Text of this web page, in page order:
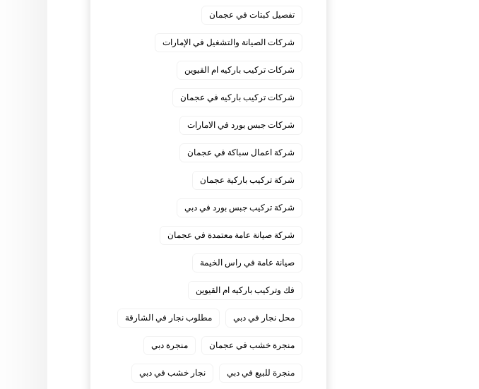
تفصيل كبتات في عجمان
شركات الصيانة والتشغيل في الإمارات
شركات تركيب باركيه ام القيوين
شركات تركيب باركيه في عجمان
شركات جبس بورد في الامارات
شركة اعمال سباكة في عجمان
شركة تركيب باركية عجمان
شركة تركيب جبس بورد في دبي
شركة صيانة عامة معتمدة في عجمان
صيانة عامة في راس الخيمة
فك وتركيب باركيه ام القيوين
محل نجار في دبي مطلوب نجار في الشارقة
منجرة خشب في عجمان منجرة دبي
منجرة للبيع في دبي نجار خشب في دبي